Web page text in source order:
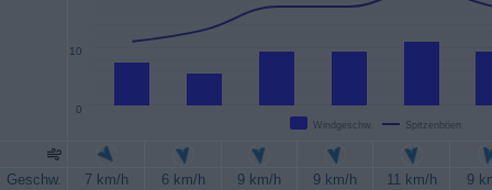
Windgeschw. Spitzenböen
0
10
Geschw. 7 km/h 6 km/h 9 km/h 9 km/h 11 km/h
9